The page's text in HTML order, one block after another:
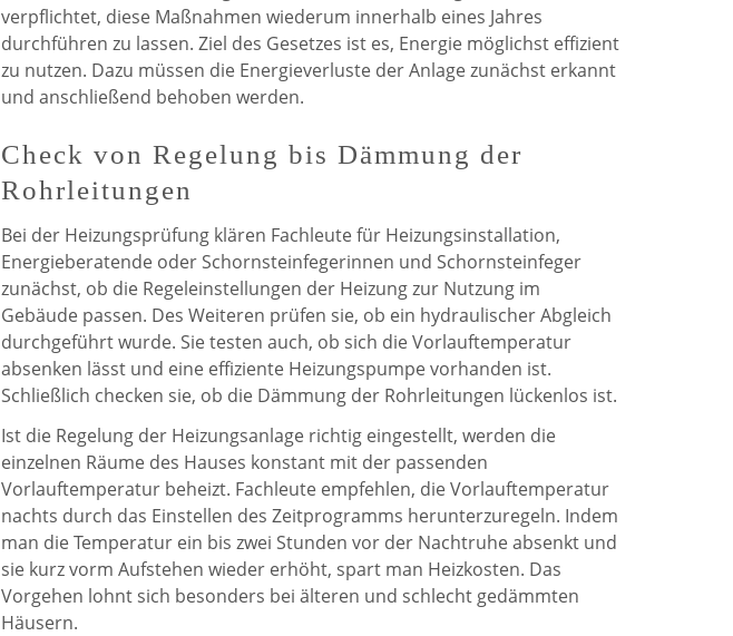
verpflichtet, diese Maßnahmen wiederum innerhalb eines Jahres
durchführen zu lassen. Ziel des Gesetzes ist es, Energie möglichst effizient
zu nutzen. Dazu müssen die Energieverluste der Anlage zunächst erkannt
und anschließend behoben werden.
Check von Regelung bis Dämmung der
Rohrleitungen
Bei der Heizungsprüfung klären Fachleute für Heizungsinstallation,
Energieberatende oder Schornsteinfegerinnen und Schornsteinfeger
zunächst, ob die Regeleinstellungen der Heizung zur Nutzung im
Gebäude passen. Des Weiteren prüfen sie, ob ein hydraulischer Abgleich
durchgeführt wurde. Sie testen auch, ob sich die Vorlauftemperatur
absenken lässt und eine effiziente Heizungspumpe vorhanden ist.
Schließlich checken sie, ob die Dämmung der Rohrleitungen lückenlos ist.
Ist die Regelung der Heizungsanlage richtig eingestellt, werden die
einzelnen Räume des Hauses konstant mit der passenden
Vorlauftemperatur beheizt. Fachleute empfehlen, die Vorlauftemperatur
nachts durch das Einstellen des Zeitprogramms herunterzuregeln. Indem
man die Temperatur ein bis zwei Stunden vor der Nachtruhe absenkt und
sie kurz vorm Aufstehen wieder erhöht, spart man Heizkosten. Das
Vorgehen lohnt sich besonders bei älteren und schlecht gedämmten
Häusern.